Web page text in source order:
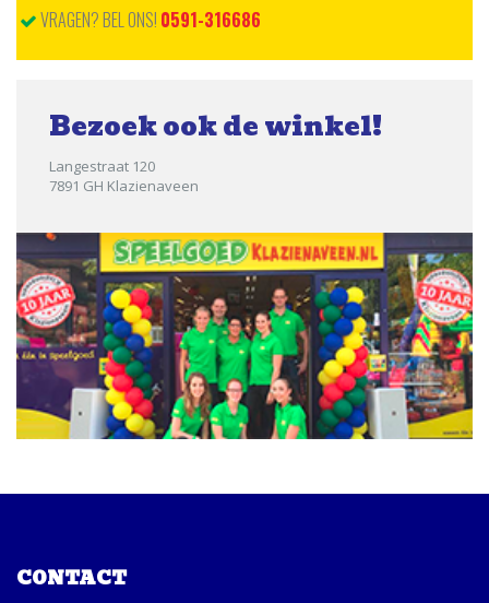
VRAGEN? BEL ONS! 0591-316686
Bezoek ook de winkel!
Langestraat 120
7891 GH Klazienaveen
CONTACT